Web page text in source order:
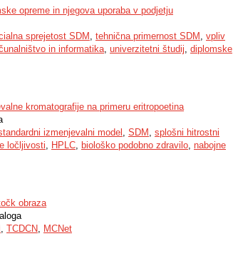
opreme in njegova uporaba v podjetju
sprejetost SDM, tehnična primernost SDM , vpliv
in informatika, univerzitetni študij, diplomske
kromatografije na primeru eritropoetina
izmenjevalni model , SDM , splošni hitrostni
ločljivosti, HPLC, biološko podobno zdravilo, nabojne
obraza
, TCDCN, MCNet